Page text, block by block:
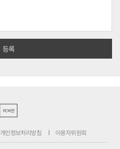
PC버전
개인정보처리방침 이용자위원회